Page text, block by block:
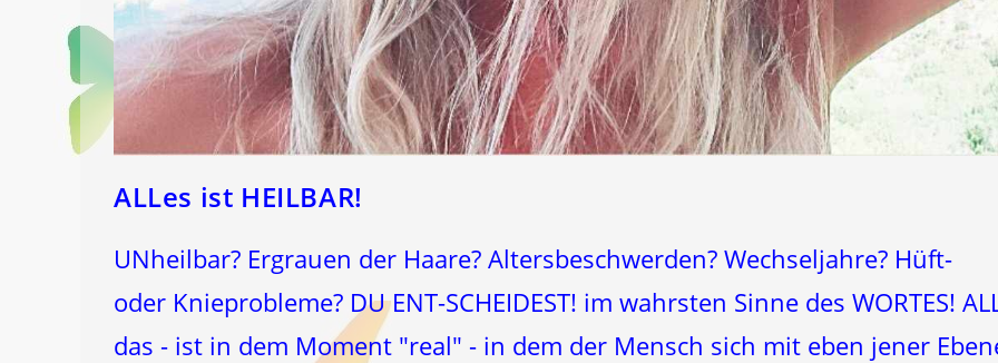
ALLes ist HEILBAR!
UNheilbar? Ergrauen der Haare? Altersbeschwerden? Wechseljahre? Hüft-
oder Knieprobleme? DU ENT-SCHEIDEST! im wahrsten Sinne des WORTES!
das - ist in dem Moment "real" - in dem der Mensch sich mit eben jener